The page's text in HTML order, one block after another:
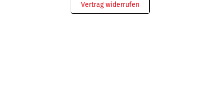
Vertrag widerrufen